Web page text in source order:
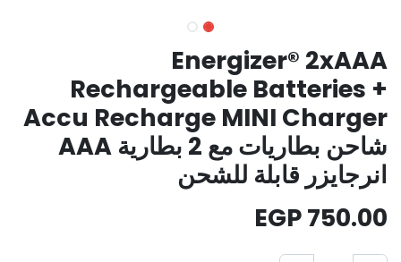
Energizer® 2xAAA
Rechargeable Batteries +
Accu Recharge MINI Charger
شاحن بطاريات مع 2 بطارية AAA
انرجايزر قابلة للشحن
750.00